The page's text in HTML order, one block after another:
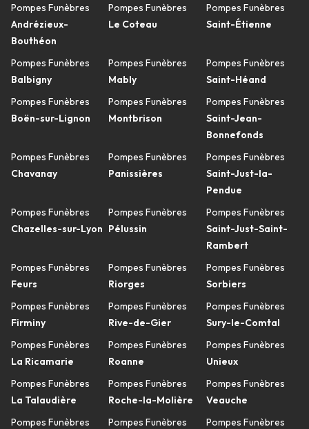
Pompes Funèbres
Andrézieux-
Bouthéon
Pompes Funèbres
Balbigny
Pompes Funèbres
Boën-sur-Lignon
Pompes Funèbres
Chavanay
Pompes Funèbres
Chazelles-sur-Lyon
Pompes Funèbres
Feurs
Pompes Funèbres
Firminy
Pompes Funèbres
La Ricamarie
Pompes Funèbres
La Talaudière
Pompes Funèbres
Pompes Funèbres
Le Coteau
Pompes Funèbres
Mably
Pompes Funèbres
Montbrison
Pompes Funèbres
Panissières
Pompes Funèbres
Pélussin
Pompes Funèbres
Riorges
Pompes Funèbres
Rive-de-Gier
Pompes Funèbres
Roanne
Pompes Funèbres
Roche-la-Molière
Pompes Funèbres
Pompes Funèbres
Saint-Étienne
Pompes Funèbres
Saint-Héand
Pompes Funèbres
Saint-Jean-
Bonnefonds
Pompes Funèbres
Saint-Just-la-
Pendue
Pompes Funèbres
Saint-Just-Saint-
Rambert
Pompes Funèbres
Sorbiers
Pompes Funèbres
Sury-le-Comtal
Pompes Funèbres
Unieux
Pompes Funèbres
Veauche
Pompes Funèbres